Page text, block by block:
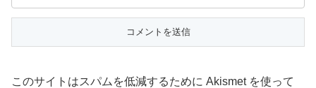
このサイトはスパムを低減するために Akismet を使って